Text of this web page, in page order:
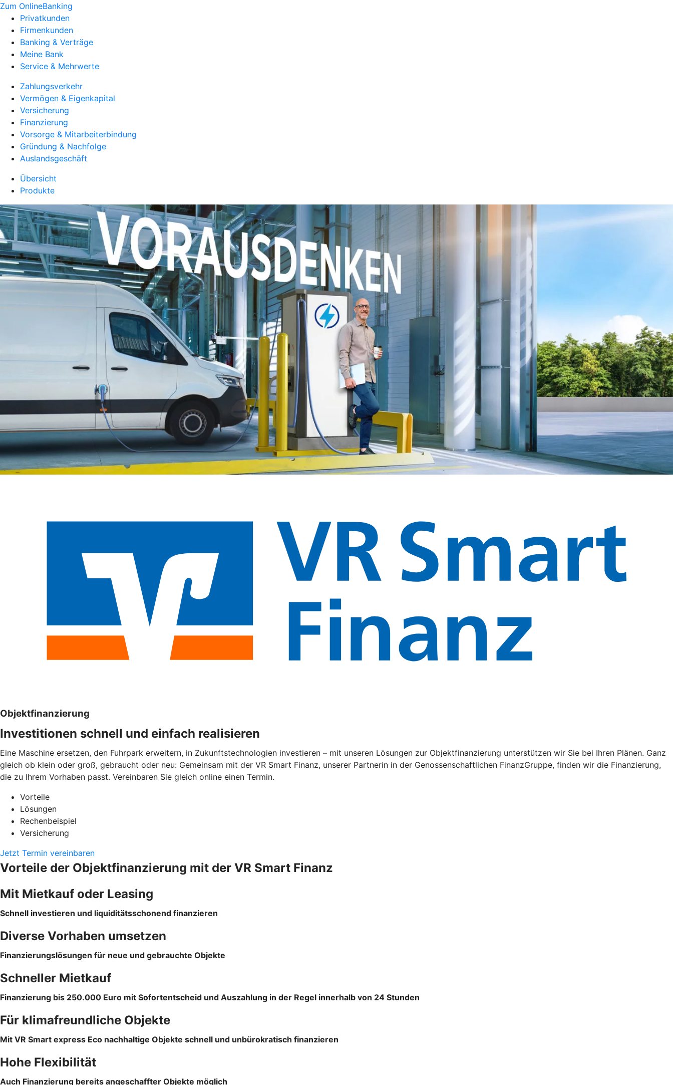
Zum OnlineBanking
Privatkunden
Firmenkunden
Banking & Verträge
Meine Bank
Service & Mehrwerte
Zahlungsverkehr
Vermögen & Eigenkapital
Versicherung
Finanzierung
Vorsorge & Mitarbeiterbindung
Gründung & Nachfolge
Auslandsgeschäft
Übersicht
Produkte
Objektfinanzierung
Investitionen schnell und einfach realisieren
Eine Maschine ersetzen, den Fuhrpark erweitern, in Zukunftstechnologien investieren – mit unseren Lösungen zur Objektfinanzierung unterstützen wir Sie bei Ihren Plänen. Ganz
gleich ob klein oder groß, gebraucht oder neu: Gemeinsam mit der VR Smart Finanz, unserer Partnerin in der Genossenschaftlichen FinanzGruppe, finden wir die Finanzierung,
die zu Ihrem Vorhaben passt. Vereinbaren Sie gleich online einen Termin.
Vorteile
Lösungen
Rechenbeispiel
Versicherung
Jetzt Termin vereinbaren
Vorteile der Objektfinanzierung mit der VR Smart Finanz
Mit Mietkauf oder Leasing
Schnell investieren und liquiditätsschonend finanzieren
Diverse Vorhaben umsetzen
Finanzierungslösungen für neue und gebrauchte Objekte
Schneller Mietkauf
Finanzierung bis 250.000 Euro mit Sofortentscheid und Auszahlung in der Regel innerhalb von 24 Stunden
Für klimafreundliche Objekte
Mit VR Smart express Eco nachhaltige Objekte schnell und unbürokratisch finanzieren
Hohe Flexibilität
Auch Finanzierung bereits angeschaffter Objekte möglich